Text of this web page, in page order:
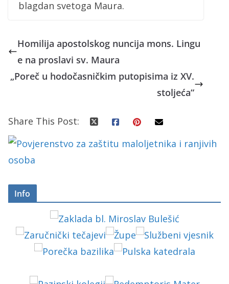
blagdan svetoga Maura.
Homilija apostolskog nuncija mons. Lingu
e na proslavi sv. Maura
„Poreč u hodočasničkim putopisima iz XV.
stoljeća“
Share This Post:
Info